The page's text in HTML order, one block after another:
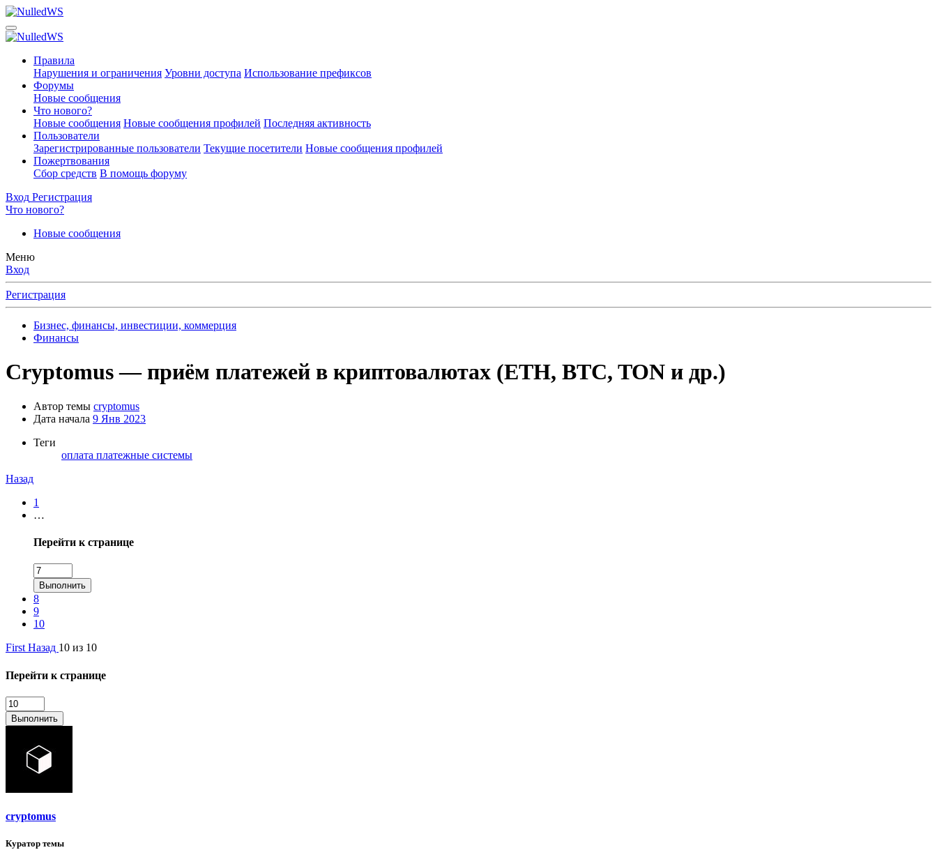
Правила
Нарушения и ограничения Уровни доступа Использование префиксов
Форумы
Новые сообщения
Что нового?
Новые сообщения Новые сообщения профилей Последняя активность
Пользователи
Зарегистрированные пользователи Текущие посетители Новые сообщения профилей
Пожертвования
Сбор средств В помощь форуму
Вход Регистрация
Что нового?
Новые сообщения
Меню
Вход
Регистрация
Бизнес, финансы, инвестиции, коммерция
Финансы
Cryptomus — приём платежей в криптовалютах (ETH, BTC, TON и др.)
Автор темы cryptomus
Дата начала 9 Янв 2023
Теги
оплата платежные системы
Назад
1
…
Перейти к странице
Выполнить
8
9
10
First Назад 10 из 10
Перейти к странице
Выполнить
cryptomus
Куратор темы